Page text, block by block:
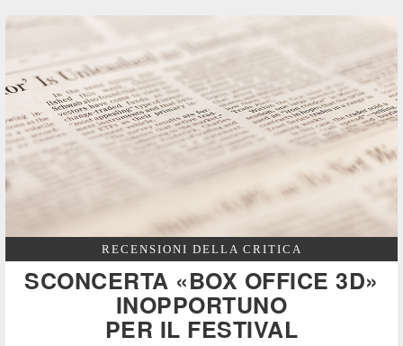
RECENSIONI DELLA CRITICA
SCONCERTA «BOX OFFICE 3D»
INOPPORTUNO
PER IL FESTIVAL